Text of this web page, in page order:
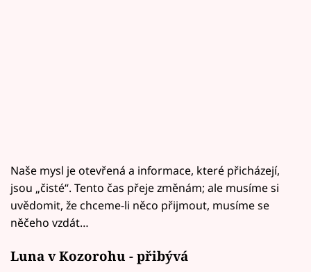
Naše mysl je otevřená a informace, které přicházejí,
jsou „čisté“. Tento čas přeje změnám; ale musíme si
uvědomit, že chceme-li něco přijmout, musíme se
něčeho vzdát…
Luna v Kozorohu - přibývá